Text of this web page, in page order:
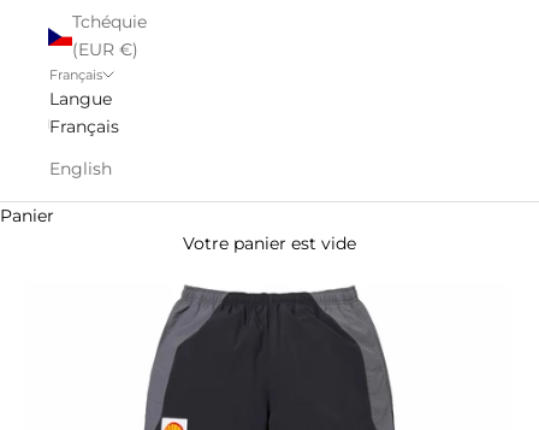
Tchéquie
(EUR €)
Français
Langue
Français
English
Panier
Votre panier est vide